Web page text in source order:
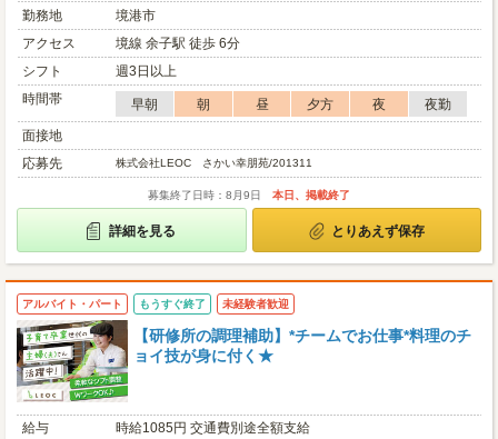
勤務地
境港市
アクセス
境線 余子駅 徒歩 6分
シフト
週3日以上
時間帯
早朝 朝 昼 夕方 夜
夜勤
面接地
応募先
株式会社LEOC さかい幸朋苑/201311
募集終了日時：8月9日 本日、掲載終了
詳細を見る とりあえず保存
アルバイト・パート もうすぐ終了 未経験者歓迎
【研修所の調理補助】*チームでお仕事*料理のチ
ョイ技が身に付く★
給与
時給1085円 交通費別途全額支給